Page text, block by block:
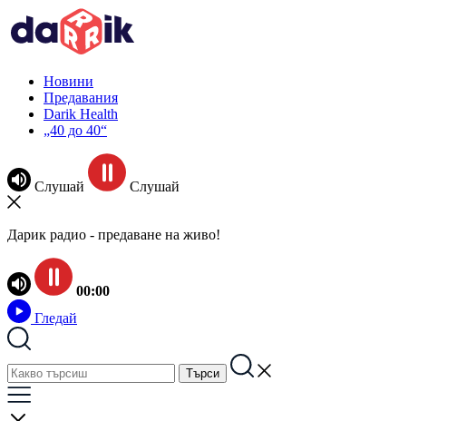
Новини
Предавания
Darik Health
„40 до 40“
Слушай Слушай
Дарик радио - предаване на живо!
00:00
Гледай